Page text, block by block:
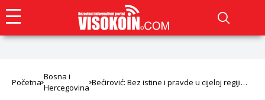
Početna
Bosna i
Hercegovina
Bećirović: Bez istine i pravde u cijeloj regiji